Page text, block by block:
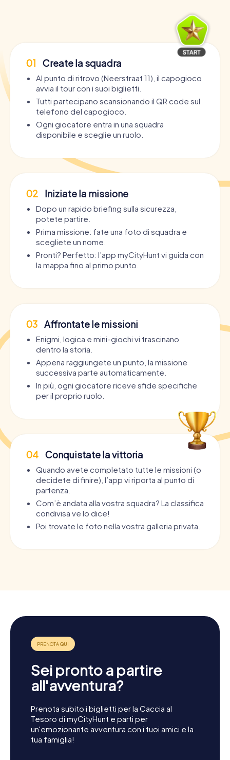
01 Create la squadra
Al punto di ritrovo (Neerstraat 11), il capogioco
avvia il tour con i suoi biglietti.
Tutti partecipano scansionando il QR code sul
telefono del capogioco.
Ogni giocatore entra in una squadra
disponibile e sceglie un ruolo.
02 Iniziate la missione
Dopo un rapido briefing sulla sicurezza,
potete partire.
Prima missione: fate una foto di squadra e
scegliete un nome.
Pronti? Perfetto: l’app myCityHunt vi guida con
la mappa fino al primo punto.
03 Affrontate le missioni
Enigmi, logica e mini-giochi vi trascinano
dentro la storia.
Appena raggiungete un punto, la missione
successiva parte automaticamente.
In più, ogni giocatore riceve sfide specifiche
per il proprio ruolo.
04 Conquistate la vittoria
Quando avete completato tutte le missioni (o
decidete di finire), l’app vi riporta al punto di
partenza.
Com’è andata alla vostra squadra? La classifica
condivisa ve lo dice!
Poi trovate le foto nella vostra galleria privata.
Sei pronto a partire
all'avventura?
Prenota subito i biglietti per la Caccia al
Tesoro di myCityHunt e parti per
un'emozionante avventura con i tuoi amici e la
tua famiglia!